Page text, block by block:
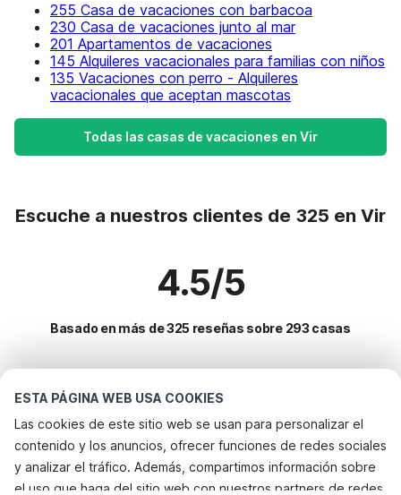
ESTA PÁGINA WEB USA COOKIES
Las cookies de este sitio web se usan para personalizar el
contenido y los anuncios, ofrecer funciones de redes sociales
y analizar el tráfico. Además, compartimos información sobre
el uso que haga del sitio web con nuestros partners de redes
255 Casa de vacaciones con barbacoa
230 Casa de vacaciones junto al mar
201 Apartamentos de vacaciones
145 Alquileres vacacionales para familias con niños
135 Vacaciones con perro - Alquileres
vacacionales que aceptan mascotas
Todas las casas de vacaciones en Vir
Escuche a nuestros clientes de 325 en Vir
4.5/5
Basado en más de 325 reseñas sobre 293 casas
Destinos más populares para vacaciones
Ciudades con los mejores servicios para vacaciones
Apartamentos de vacaciones maranovici
Apartamentos de vacaciones zaton
Servicios populares para vacaciones en Vir